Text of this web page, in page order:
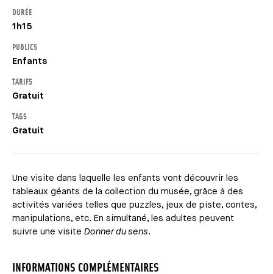
DURÉE
1h15
PUBLICS
Enfants
TARIFS
Gratuit
TAGS
Gratuit
Une visite dans laquelle les enfants vont découvrir les
tableaux géants de la collection du musée, grâce à des
activités variées telles que puzzles, jeux de piste, contes,
manipulations, etc. En simultané, les adultes peuvent
suivre une visite Donner du sens.
INFORMATIONS COMPLÉMENTAIRES